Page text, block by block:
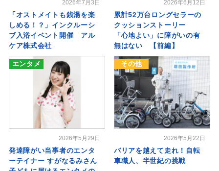
2026年7月3日
「オストメイトも銭湯を楽
しめる！？」インクルーシ
ブ入浴イベント開催 アル
ケア株式会社
2026年6月12日
累計52万台ロングセラーの
クッションストーリー
「心地よい」に障がいの有
無はない 【前編】
エンタメ
2026年5月29日
発達障がい当事者のエンタ
ーテイナー すがなるみさん
その他
2026年5月22日
バリアを越えて走れ！自転
車職人、半世紀の挑戦